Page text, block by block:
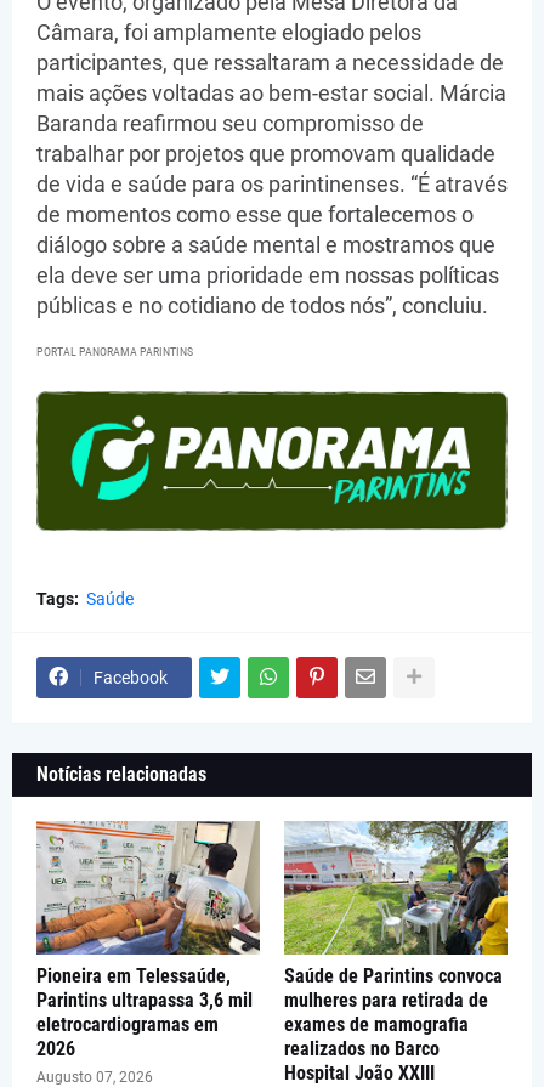
Câmara, foi amplamente elogiado pelos
participantes, que ressaltaram a necessidade de
mais ações voltadas ao bem-estar social. Márcia
Baranda reafirmou seu compromisso de
trabalhar por projetos que promovam qualidade
de vida e saúde para os parintinenses. “É através
de momentos como esse que fortalecemos o
diálogo sobre a saúde mental e mostramos que
ela deve ser uma prioridade em nossas políticas
públicas e no cotidiano de todos nós”, concluiu.
PORTAL PANORAMA PARINTINS
Tags: Saúde
Facebook
Notícias relacionadas
Pioneira em Telessaúde,
Parintins ultrapassa 3,6 mil
eletrocardiogramas em
2026
Augusto 07, 2026
Saúde de Parintins convoca
mulheres para retirada de
exames de mamografia
realizados no Barco
Hospital João XXIII